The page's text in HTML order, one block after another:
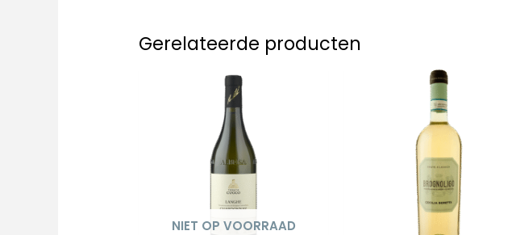
Gerelateerde producten
NIET OP VOORRAAD